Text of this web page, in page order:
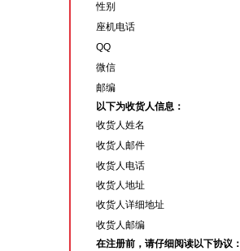
性别
座机电话
QQ
微信
邮编
以下为收货人信息：
收货人姓名
收货人邮件
收货人电话
收货人地址
收货人详细地址
收货人邮编
在注册前，请仔细阅读以下协议：